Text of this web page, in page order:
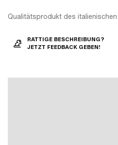
Qualitätsprodukt des
RATTIGE BESCHREIBUNG?
JETZT FEEDBACK GEBEN!